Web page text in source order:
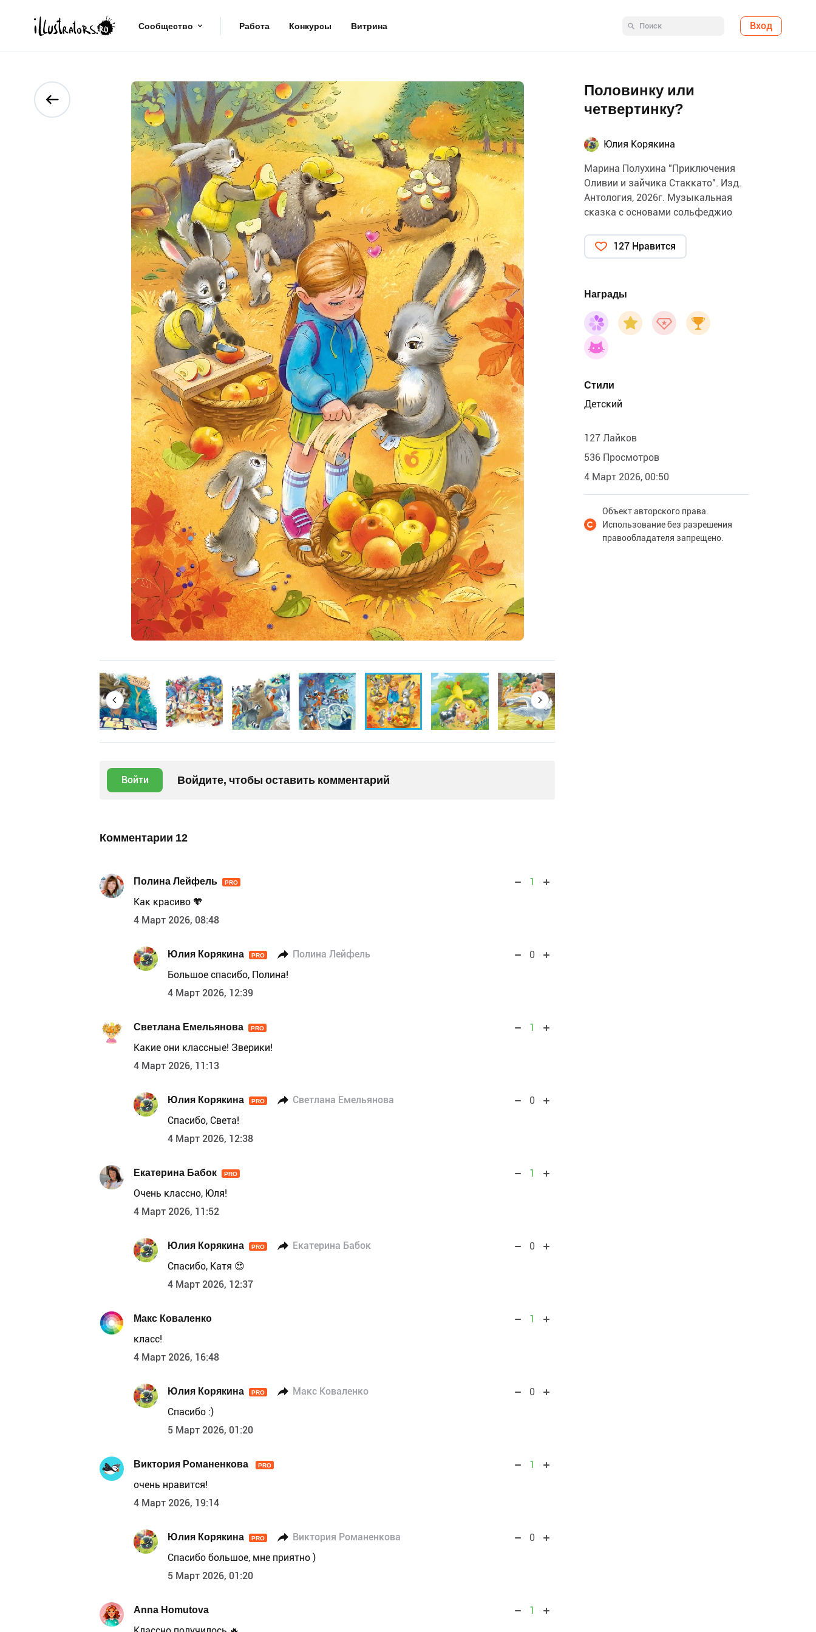
Сообщество Работа Конкурсы Витрина Вход
Войти Войдите, чтобы оставить комментарий
Комментарии 12
Полина Лейфель PRO
1
Как красиво 🧡
4 Март 2026, 08:48
Юлия Корякина PRO Полина Лейфель
0
Большое спасибо, Полина!
4 Март 2026, 12:39
Светлана Емельянова PRO
1
Какие они классные! Зверики!
4 Март 2026, 11:13
Юлия Корякина PRO Светлана Емельянова
0
Спасибо, Света!
4 Март 2026, 12:38
Екатерина Бабок PRO
1
Очень классно, Юля!
4 Март 2026, 11:52
Юлия Корякина PRO Екатерина Бабок
0
Спасибо, Катя 😍
4 Март 2026, 12:37
Макс Коваленко
1
класс!
4 Март 2026, 16:48
Юлия Корякина PRO Макс Коваленко
0
Спасибо :)
5 Март 2026, 01:20
Виктория Романенкова PRO
1
очень нравится!
4 Март 2026, 19:14
Юлия Корякина PRO Виктория Романенкова
0
Спасибо большое, мне приятно )
5 Март 2026, 01:20
Anna Homutova
1
Половинку или
четвертинку?
Юлия Корякина
Марина Полухина "Приключения
Оливии и зайчика Стаккато". Изд.
Антология, 2026г. Музыкальная
сказка с основами сольфеджио
127 Нравится
Награды
Стили
Детский
127 Лайков
536 Просмотров
4 Март 2026, 00:50
Объект авторского права.
Использование без разрешения
правообладателя запрещено.